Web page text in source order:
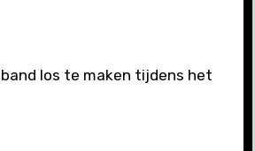
los te maken tijdens het